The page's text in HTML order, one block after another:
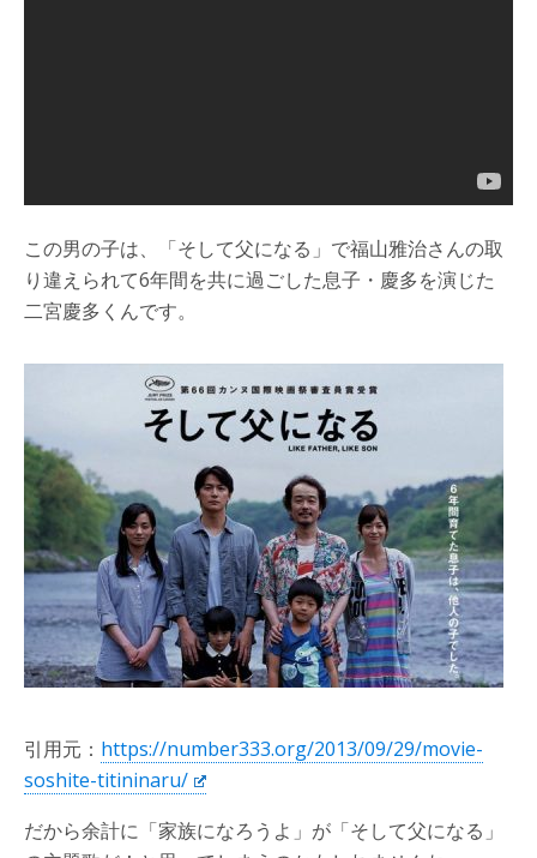
この男の子は、「そして父になる」で福山雅治さんの取
り違えられて6年間を共に過ごした息子・慶多を演じた
二宮慶多くんです。
引用元： https://number333.org/2013/09/29/movie-
soshite-titininaru/
だから余計に「家族になろうよ」が「そして父になる」